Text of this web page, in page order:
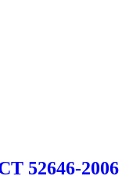
52646-2006